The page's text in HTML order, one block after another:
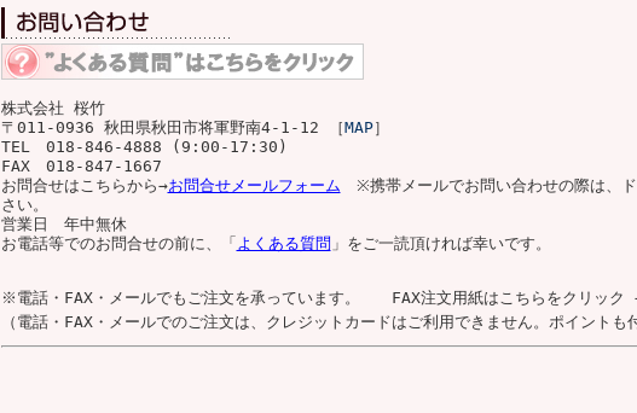
株式会社 桜竹
〒011-0936 秋田県秋田市将軍野南4-1-12 ［MAP］
TEL 018-846-4888 (9:00-17:30)
FAX 018-847-1667
お問合せはこちらから→お問合せメールフォーム
※携帯メールでお問い合わせの際は、
さい。
営業日 年中無休
お電話等でのお問合せの前に、「 よくある質問 」をご一読頂ければ幸いです。
※電話・FAX・メールでもご注文を承っています。 FAX注文用紙はこちらをクリック
（電話・FAX・メールでのご注文は、クレジットカードはご利用できません。ポイントも